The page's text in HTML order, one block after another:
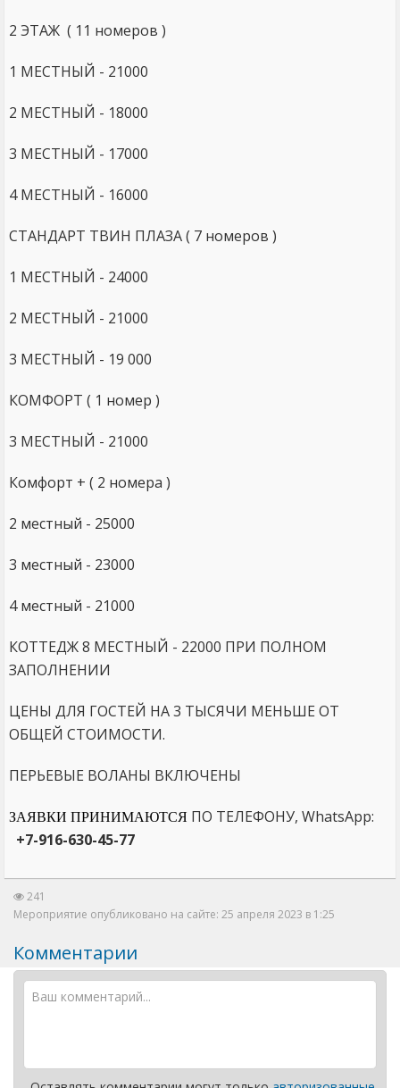
2 ЭТАЖ ( 11 номеров )
1 МЕСТНЫЙ - 21000
2 МЕСТНЫЙ - 18000
3 МЕСТНЫЙ - 17000
4 МЕСТНЫЙ - 16000
СТАНДАРТ ТВИН ПЛАЗА ( 7 номеров )
1 МЕСТНЫЙ - 24000
2 МЕСТНЫЙ - 21000
3 МЕСТНЫЙ - 19 000
КОМФОРТ ( 1 номер )
3 МЕСТНЫЙ - 21000
Комфорт + ( 2 номера )
2 местный - 25000
3 местный - 23000
4 местный - 21000
КОТТЕДЖ 8 МЕСТНЫЙ - 22000 ПРИ ПОЛНОМ
ЗАПОЛНЕНИИ
ЦЕНЫ ДЛЯ ГОСТЕЙ НА 3 ТЫСЯЧИ МЕНЬШЕ ОТ
ОБЩЕЙ СТОИМОСТИ.
ПЕРЬЕВЫЕ ВОЛАНЫ ВКЛЮЧЕНЫ
ЗАЯВКИ ПРИНИМАЮТСЯ ПО ТЕЛЕФОНУ, WhatsApp:
+7-916-630-45-77
241
Мероприятие опубликовано на сайте: 25 апреля 2023 в 1:25
Комментарии